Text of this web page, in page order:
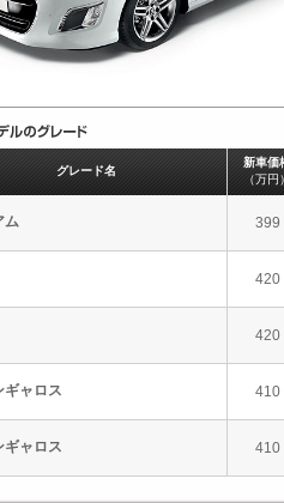
グレード名
新車価
（万円）
ム 399
420
420
ギャロス 410
ギャロス 410